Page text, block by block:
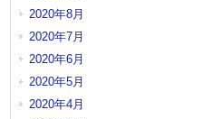
2020年8月
2020年7月
2020年6月
2020年5月
2020年4月